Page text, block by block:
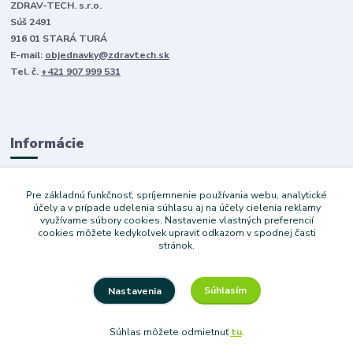
ZDRAV-TECH. s.r.o.
Súš 2491
916 01 STARÁ TURÁ
E-mail: objednavky@zdravtech.sk
Tel. č. +421 907 999 531
Informácie
O nás
Obchodné podmienky
Ochrana súkromia
Služby
Vytvorené na
Eshop-rychlo.sk
Pre základnú funkčnosť, spríjemnenie používania webu, analytické
účely a v prípade udelenia súhlasu aj na účely cielenia reklamy
využívame súbory cookies. Nastavenie vlastných preferencií
cookies môžete kedykoľvek upraviť odkazom v spodnej časti
stránok.
Nastavenia Súhlasím
Súhlas môžete odmietnuťtu.